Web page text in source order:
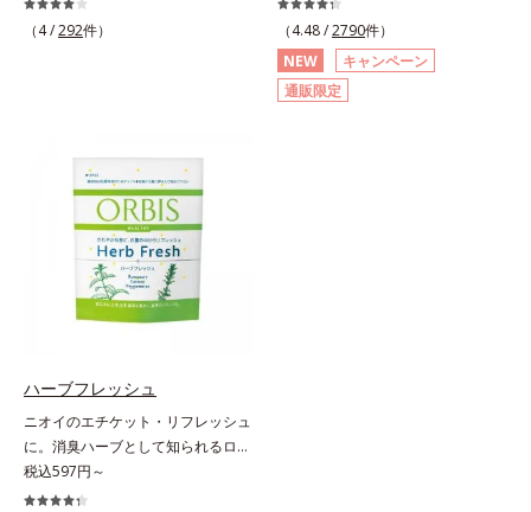
覧ください。・BEAUTY夏祭りは、
こちら
カラー（マニキュア）です。長い年
乾性も従来品よりさらにアップ。ま
た細かいアレンジをしやすくするた
め、持ち手の長さとハケを短くして
爪への距離が近くなるよう工夫して
います。ネイルケア成分を6種(*2)
も配合し、爪をいたわる仕様です。
質感によって異なる魅力を楽しめる
る「ベースコート」と組み合わせる
ことで、いろいろな表情を楽しめま
す。*1 見たままの発色が叶う処方
＝ジメチコン、ステアロイルグルタ
ミン酸2Na、水酸化Al *2 レモング
（4 /292件）
いもの。エッセンスインヘアミルク
は、そんなお悩みを解決する洗い流
さないタイプのトリートメントで
す。サロン業界注目の美髪成分
（4.48 /2790件）
NEW
キャンペーン
通販限定
ハーブフレッシュ
ニオイのエチケット・リフレッシュ
に。消臭ハーブとして知られるロー
ズマリー抽出物に、ペパーミントオ
イル、レモンオイルを加えた3つの
税込597円～